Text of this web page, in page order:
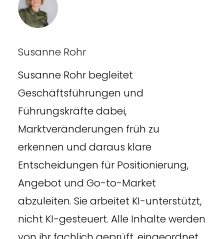
Susanne Rohr
Susanne Rohr begleitet
Geschäftsführungen und
Führungskräfte dabei,
Marktveränderungen früh zu
erkennen und daraus klare
Entscheidungen für Positionierung,
Angebot und Go-to-Market
abzuleiten. Sie arbeitet KI-unterstützt,
nicht KI-gesteuert. Alle Inhalte werden